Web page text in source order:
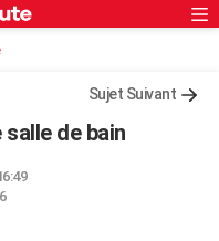
Sujet Suivant
de bain